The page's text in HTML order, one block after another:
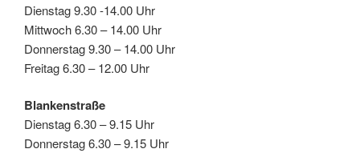
Dienstag 9.30 -14.00 Uhr
Mittwoch 6.30 – 14.00 Uhr
Donnerstag 9.30 – 14.00 Uhr
Freitag 6.30 – 12.00 Uhr
Blankenstraße
Dienstag 6.30 – 9.15 Uhr
Donnerstag 6.30 – 9.15 Uhr